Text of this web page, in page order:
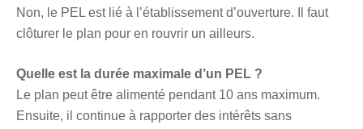
Non, le PEL est lié à l’établissement d’ouverture. Il faut
clôturer le plan pour en rouvrir un ailleurs.
Quelle est la durée maximale d’un PEL ?
Le plan peut être alimenté pendant 10 ans maximum.
Ensuite, il continue à rapporter des intérêts sans